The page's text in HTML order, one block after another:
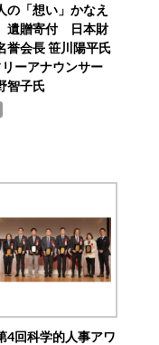
の「想い」かなえ
贈寄付 日本財
誉会長 笹川陽平氏
ーアナウンサー
智子氏
4回科学的人事アワ